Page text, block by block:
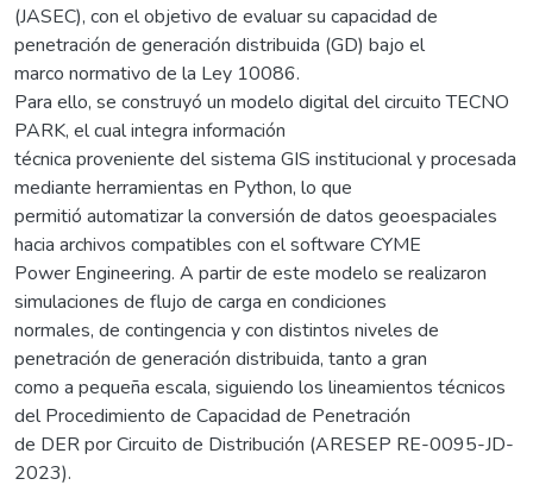
(JASEC), con el objetivo de evaluar su capacidad de
penetración de generación distribuida (GD) bajo el
marco normativo de la Ley 10086.
Para ello, se construyó un modelo digital del circuito TECNO
PARK, el cual integra información
técnica proveniente del sistema GIS institucional y procesada
mediante herramientas en Python, lo que
permitió automatizar la conversión de datos geoespaciales
hacia archivos compatibles con el software CYME
Power Engineering. A partir de este modelo se realizaron
simulaciones de flujo de carga en condiciones
normales, de contingencia y con distintos niveles de
penetración de generación distribuida, tanto a gran
como a pequeña escala, siguiendo los lineamientos técnicos
del Procedimiento de Capacidad de Penetración
de DER por Circuito de Distribución (ARESEP RE-0095-JD-
2023).